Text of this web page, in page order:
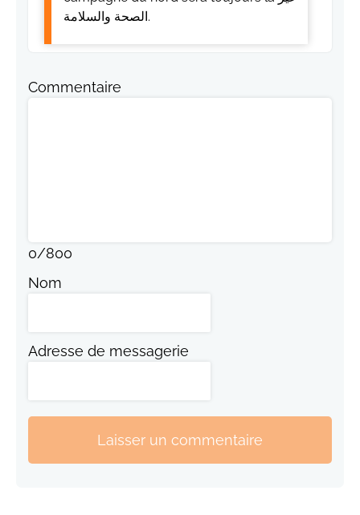
الصحة والسلامة.
Commentaire
0/800
Nom
Adresse de messagerie
Laisser un commentaire